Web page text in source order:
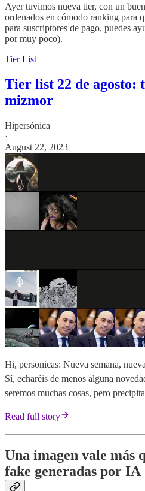
Ayer tuvimos nueva tier, con un
ordenados en cómodo ranking para
para suscriptores de pago, puedes
por muy poco).
Tier List
Tier list 22 de agosto:
mizmor
Hipersónica
·
August 22, 2023
Hi, personicas: Nueva semana,
Sí, echaréis de menos alguna
seremos muchas cosas, pero
Read full story
Una imagen vale más
fake generadas por IA